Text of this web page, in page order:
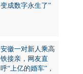
变成数字永生了”
安徽一对新人乘高
铁接亲，网友直
呼“上亿的婚车”，